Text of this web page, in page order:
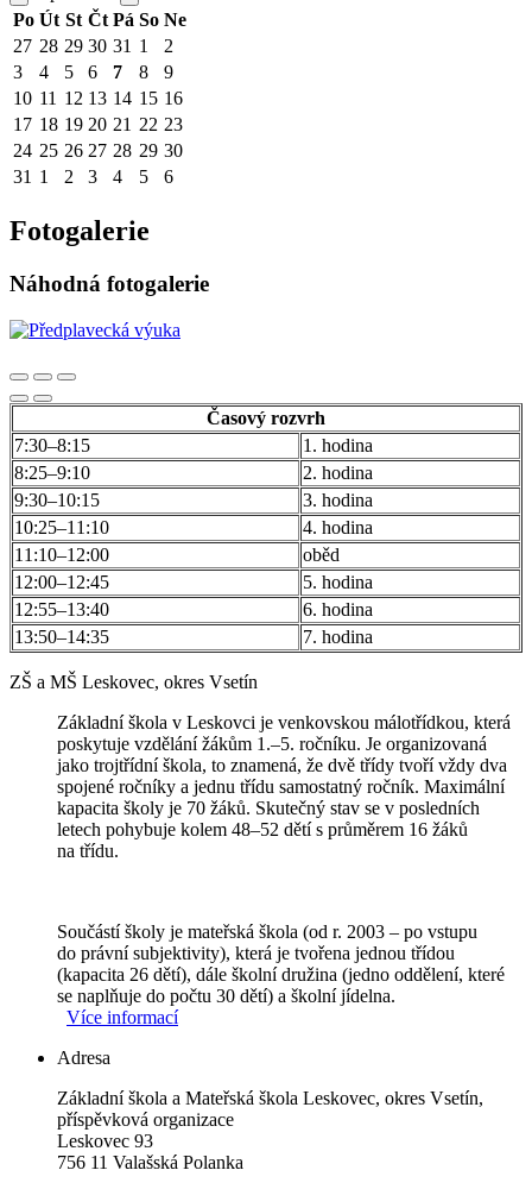
Po Út St Čt Pá So Ne
27 28 29 30 31 1
2
3
4 5 6 7 8
9
10 11 12 13 14 15 16
17 18 19 20 21 22 23
24 25 26 27 28 29 30
31 1 2 3 4 5 6
Fotogalerie
Náhodná fotogalerie
Časový rozvrh
7:30–8:15
1. hodina
8:25–9:10
2. hodina
9:30–10:15
3. hodina
10:25–11:10
4. hodina
11:10–12:00
oběd
12:00–12:45
5. hodina
12:55–13:40
6. hodina
13:50–14:35
7. hodina
ZŠ a MŠ Leskovec, okres Vsetín
Základní škola v Leskovci je venkovskou málotřídkou, která
poskytuje vzdělání žákům 1.–5. ročníku. Je organizovaná
jako trojtřídní škola, to znamená, že dvě třídy tvoří vždy dva
spojené ročníky a jednu třídu samostatný ročník. Maximální
kapacita školy je 70 žáků. Skutečný stav se v posledních
letech pohybuje kolem 48–52 dětí s průměrem 16 žáků
na třídu.
Součástí školy je mateřská škola (od r. 2003 – po vstupu
do právní subjektivity), která je tvořena jednou třídou
(kapacita 26 dětí), dále školní družina (jedno oddělení, které
se naplňuje do počtu 30 dětí) a školní jídelna.
Více informací
Adresa
Základní škola a Mateřská škola Leskovec, okres Vsetín,
příspěvková organizace
Leskovec 93
756 11 Valašská Polanka